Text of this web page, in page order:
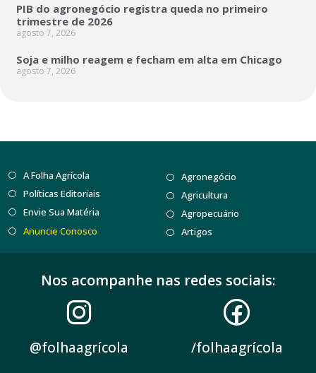
PIB do agronegócio registra queda no primeiro
trimestre de 2026
agosto 7, 2026
Soja e milho reagem e fecham em alta em Chicago
agosto 7, 2026
A Folha Agrícola
Políticas Editoriais
Envie Sua Matéria
Anuncie Conosco
Agronegócio
Agricultura
Agropecuário
Artigos
Nos acompanhe nas redes sociais:
@folhaagrícola /folhaagrícola